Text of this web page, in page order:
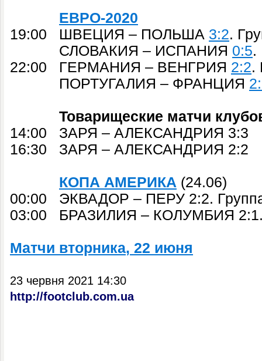
ЕВРО-2020
19:00 ШВЕЦИЯ – ПОЛЬША 3:2.
СЛОВАКИЯ – ИСПАНИЯ 0:5.
22:00 ГЕРМАНИЯ – ВЕНГРИЯ 2:2.
ПОРТУГАЛИЯ – ФРАНЦИЯ
Товарищеские матчи
14:00 ЗАРЯ – АЛЕКСАНДРИЯ 3:3
16:30 ЗАРЯ – АЛЕКСАНДРИЯ 2:2
КОПА АМЕРИКА (24.06)
00:00 ЭКВАДОР – ПЕРУ 2:2.
03:00 БРАЗИЛИЯ – КОЛУМБИЯ 2:1.
Матчи вторника, 22 июня
23 червня 2021 14:30
http://footclub.com.ua